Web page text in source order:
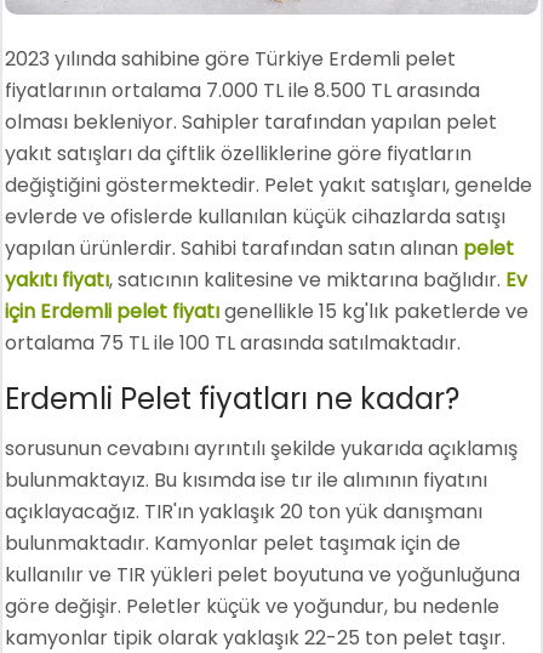
2023 yılında sahibine göre Türkiye Erdemli pelet
fiyatlarının ortalama 7.000 TL ile 8.500 TL arasında
olması bekleniyor. Sahipler tarafından yapılan pelet
yakıt satışları da çiftlik özelliklerine göre fiyatların
değiştiğini göstermektedir. Pelet yakıt satışları, genelde
evlerde ve ofislerde kullanılan küçük cihazlarda satışı
yapılan ürünlerdir. Sahibi tarafından satın alınan pelet
yakıtı fiyatı, satıcının kalitesine ve miktarına bağlıdır. Ev
için Erdemli pelet fiyatıgenellikle 15 kg'lık paketlerde ve
ortalama 75 TL ile 100 TL arasında satılmaktadır.
Erdemli Pelet fiyatları ne kadar?
sorusunun cevabını ayrıntılı şekilde yukarıda açıklamış
bulunmaktayız. Bu kısımda ise tır ile alımının fiyatını
açıklayacağız. TIR'ın yaklaşık 20 ton yük danışmanı
bulunmaktadır. Kamyonlar pelet taşımak için de
kullanılır ve TIR yükleri pelet boyutuna ve yoğunluğuna
göre değişir. Peletler küçük ve yoğundur, bu nedenle
kamyonlar tipik olarak yaklaşık 22-25 ton pelet taşır.